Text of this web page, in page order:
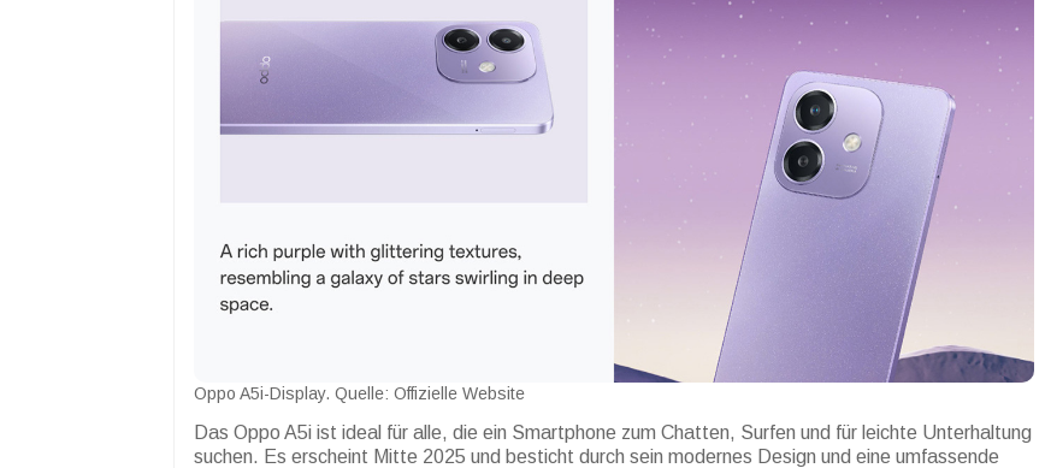
Oppo A5i-Display. Quelle: Offizielle Website
Das Oppo A5i ist ideal für alle, die ein Smartphone zum Chatten, Surfen und für leichte Unterhaltung
suchen. Es erscheint Mitte 2025 und besticht durch sein modernes Design und eine umfassende